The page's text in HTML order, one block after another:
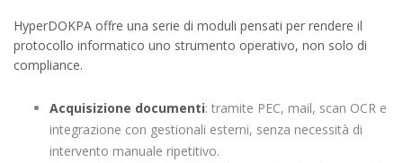
HyperDOKPA offre una serie di moduli pensati per rendere il
protocollo informatico uno strumento operativo, non solo di
compliance.
Acquisizione documenti: tramite PEC, mail, scan OCR e
integrazione con gestionali esterni, senza necessità di
intervento manuale ripetitivo.